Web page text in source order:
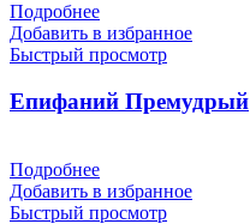
Подробнее
Добавить в избранное
Быстрый просмотр
Епифаний Премудрый
Подробнее
Добавить в избранное
Быстрый просмотр